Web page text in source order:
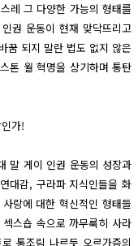
레 그 다양한 가능의 형태를
권 운동이 현재 맞닥뜨리고
꿈 되지 말란 법도 없지 않은
톤 월 혁명을 상기하며 통탄
가!
말 게이 인권 운동의 성장과
대감, 구라파 지식인들을 화
랑에 대한 혁신적인 형태들
스숍 속으로 까무룩히 사라
통조림 나르듯 오르가즘의